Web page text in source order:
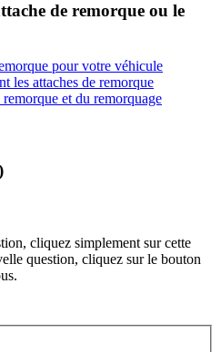
de remorque ou le
pour votre véhicule
les attaches de remorque
et du remorquage
cliquez simplement sur cette
question, cliquez sur le bouton